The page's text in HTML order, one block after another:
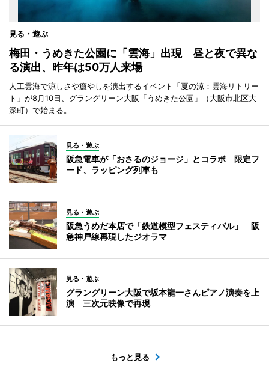
見る・遊ぶ
梅田・うめきた公園に「雲海」出現 昼と夜で異な
る演出、昨年は50万人来場
人工雲海で涼しさや癒やしを演出するイベント「夏の涼：雲海リトリー
ト」が8月10日、グラングリーン大阪「うめきた公園」（大阪市北区大
深町）で始まる。
見る・遊ぶ
阪急電車が「おさるのジョージ」とコラボ 限定フ
ード、ラッピング列車も
見る・遊ぶ
阪急うめだ本店で「鉄道模型フェスティバル」 阪
急神戸線再現したジオラマ
見る・遊ぶ
グラングリーン大阪で坂本龍一さんピアノ演奏を上
演 三次元映像で再現
もっと見る